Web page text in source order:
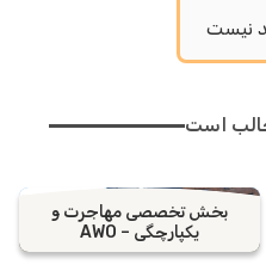
تخصصی مهاجرت و
یکپارچگی – AWO